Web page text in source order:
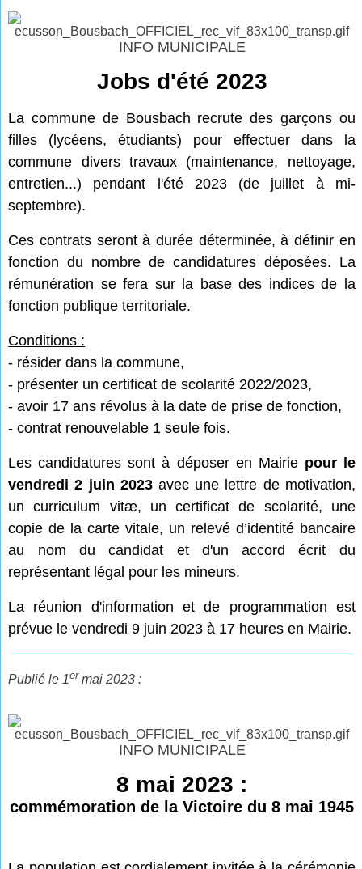
INFO MUNICIPALE
Jobs d'été 2023
La commune de Bousbach recrute des garçons ou
filles (lycéens, étudiants) pour effectuer dans la
commune divers travaux (maintenance, nettoyage,
entretien...) pendant l'été 2023 (de juillet à mi-
septembre).
Ces contrats seront à durée déterminée, à définir en
fonction du nombre de candidatures déposées. La
rémunération se fera sur la base des indices de la
fonction publique territoriale.
Conditions :
- résider dans la commune,
- présenter un certificat de scolarité 2022/2023,
- avoir 17 ans révolus à la date de prise de fonction,
- contrat renouvelable 1 seule fois.
Les candidatures sont à déposer en Mairie pour le
vendredi 2 juin 2023avec une lettre de motivation,
un curriculum vitæ, un certificat de scolarité, une
copie de la carte vitale, un relevé d’identité bancaire
au nom du candidat et d'un accord écrit du
représentant légal pour les mineurs.
La réunion d'information et de programmation est
prévue le vendredi 9 juin 2023 à 17 heures en Mairie.
Publié le 1er mai 2023 :
INFO MUNICIPALE
8 mai 2023 :
commémoration de la Victoire du 8 mai 1945